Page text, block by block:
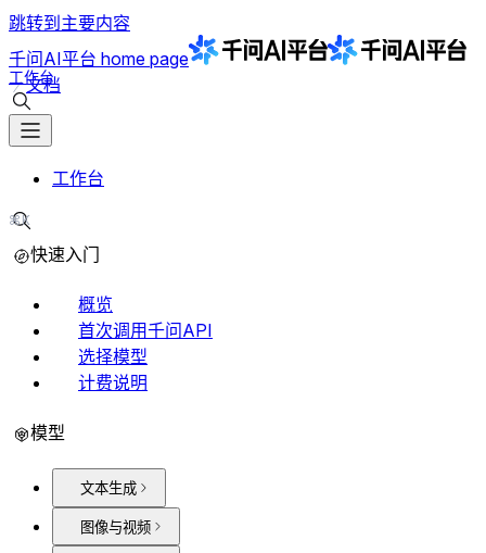
跳转到主要内容
千问AI平台 home page
文档
工作台
工作台
⌘K
快速入门
概览
首次调用千问API
选择模型
计费说明
模型
文本生成
图像与视频